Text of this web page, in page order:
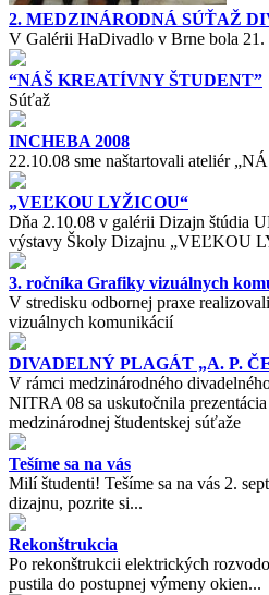
2. MEDZINÁRODNÁ SÚŤAŽ
V Galérii HaDivadlo v Brne bola 21.
“NÁŠ KREATÍVNY ŠTUDENT”
Súťaž
INCHEBA 2008
22.10.08 sme naštartovali ateliér
„VEĽKOU LYŽICOU“
Dňa 2.10.08 v galérii Dizajn štúdia
výstavy Školy Dizajnu „VEĽKOU
3. ročníka Grafiky vizuálnych
V stredisku odbornej praxe
vizuálnych komunikácií
DIVADELNÝ PLAGÁT „A. P.
V rámci medzinárodného
NITRA 08 sa uskutočnila
medzinárodnej študentskej súťaže
Tešíme sa na vás
Milí študenti! Tešíme sa na vás 2.
dizajnu, pozrite si...
Rekonštrukcia
Po rekonštrukcii elektrických
pustila do postupnej výmeny okien...